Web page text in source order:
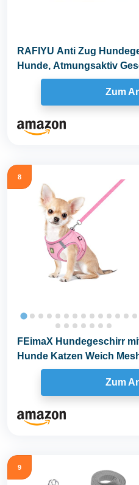
RAFIYU Anti Zug
Hunde, Atmungsaktiv
Hundegeschirr...
Zum
8
FEimaX Hundegeschirr
Hunde Katzen Weich
Zum
9